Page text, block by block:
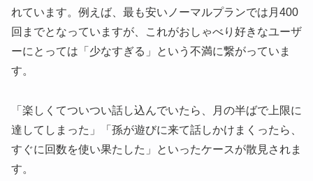
れています。例えば、最も安いノーマルプランでは月400
回までとなっていますが、これがおしゃべり好きなユーザ
ーにとっては「少なすぎる」という不満に繋がっていま
す。
「楽しくてついつい話し込んでいたら、月の半ばで上限に
達してしまった」「孫が遊びに来て話しかけまくったら、
すぐに回数を使い果たした」といったケースが散見されま
す。